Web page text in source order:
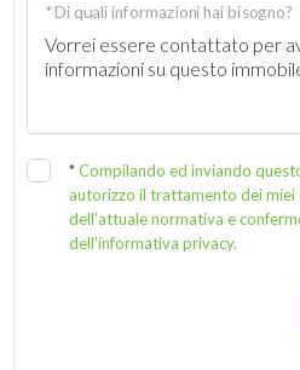
* Di quali informazioni hai bisogno?
*Compilando ed inviando
autorizzo il trattamento dei miei
dell'attuale normativa e
dell'informativa privacy.